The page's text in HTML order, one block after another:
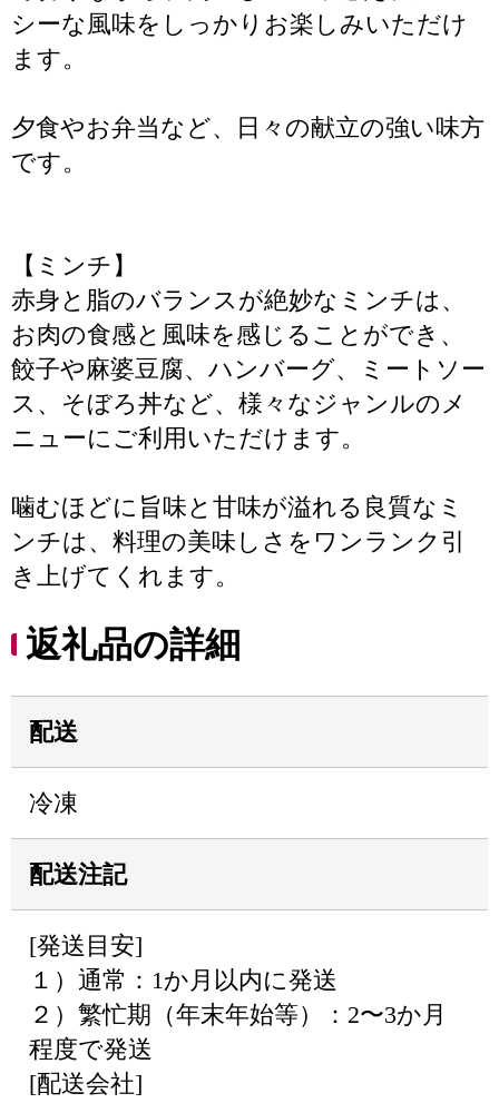
シーな風味をしっかりお楽しみいただけ
ます。
夕食やお弁当など、日々の献立の強い味方
です。
【ミンチ】
赤身と脂のバランスが絶妙なミンチは、
お肉の食感と風味を感じることができ、
餃子や麻婆豆腐、ハンバーグ、ミートソー
ス、そぼろ丼など、様々なジャンルのメ
ニューにご利用いただけます。
噛むほどに旨味と甘味が溢れる良質なミ
ンチは、料理の美味しさをワンランク引
き上げてくれます。
返礼品の詳細
配送
冷凍
配送注記
[発送目安]
１）通常：1か月以内に発送
２）繁忙期（年末年始等）：2〜3か月
程度で発送
[配送会社]